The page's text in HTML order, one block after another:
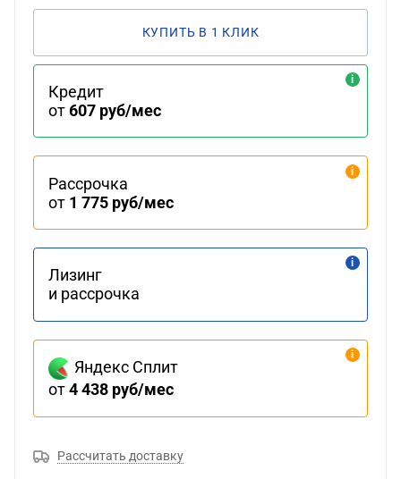
КУПИТЬ В 1 КЛИК
Кредит
от607 руб/мес
Рассрочка
от 1 775 руб/мес
Лизинг
и рассрочка
Яндекс Сплит
от4 438 руб/мес
Рассчитать доставку